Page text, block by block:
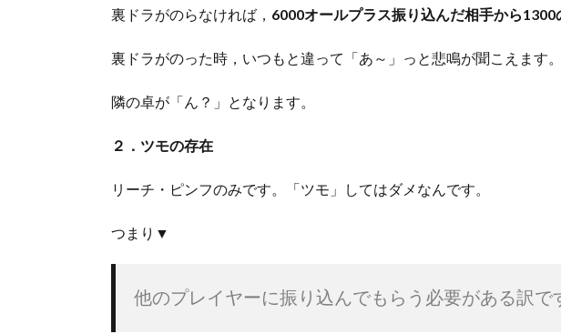
裏ドラがのらなければ， 6000オールプラス振り込んだ相手から1300
裏ドラがのった時，いつもと違って「あ～」っと悲鳴が聞こえます。
隣の卓が「ん？」となります。
２．ツモの存在
リーチ・ピンフのみです。「ツモ」してはダメなんです。
つまり▼
他のプレイヤーに振り込んでもらう必要がある訳で